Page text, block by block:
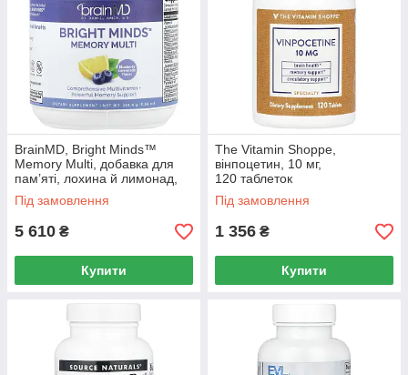
BrainMD, Bright Minds™
Memory Multi, добавка для
пам’яті, лохина й лимонад,
158,4 г (5,59 унції)
Під замовлення
5 610 ₴
Купити
The Vitamin Shoppe,
вінпоцетин, 10 мг,
120 таблеток
Під замовлення
1 356 ₴
Купити